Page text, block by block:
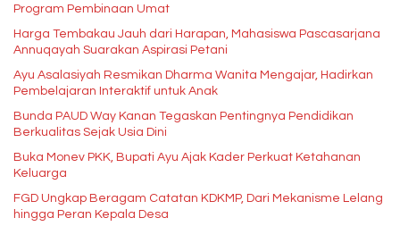
Program Pembinaan Umat
Harga Tembakau Jauh dari Harapan, Mahasiswa Pascasarjana
Annuqayah Suarakan Aspirasi Petani
Ayu Asalasiyah Resmikan Dharma Wanita Mengajar, Hadirkan
Pembelajaran Interaktif untuk Anak
Bunda PAUD Way Kanan Tegaskan Pentingnya Pendidikan
Berkualitas Sejak Usia Dini
Buka Monev PKK, Bupati Ayu Ajak Kader Perkuat Ketahanan
Keluarga
FGD Ungkap Beragam Catatan KDKMP, Dari Mekanisme Lelang
hingga Peran Kepala Desa